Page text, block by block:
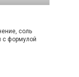
соль
с формулой